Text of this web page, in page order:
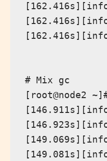
# Mix gc
[root@node2